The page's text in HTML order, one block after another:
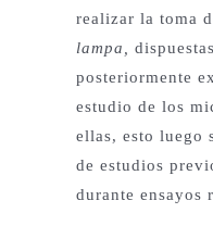
realizar la toma
lampa,
posteriormente
estudio de los
ellas, esto luego
de estudios
durante ensayos